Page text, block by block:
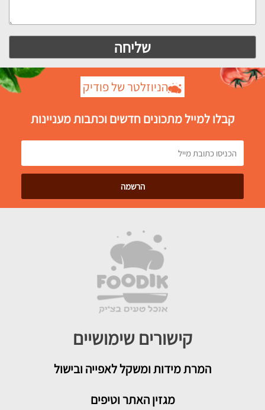
הניוזלטר של פודיק
קבלו למייל מתכונים חדשים וכתבות מעניינות
קישורים שימושיים
המרת מידות ומשקל לאפייה ובישול
מגזין האתר וטיפים